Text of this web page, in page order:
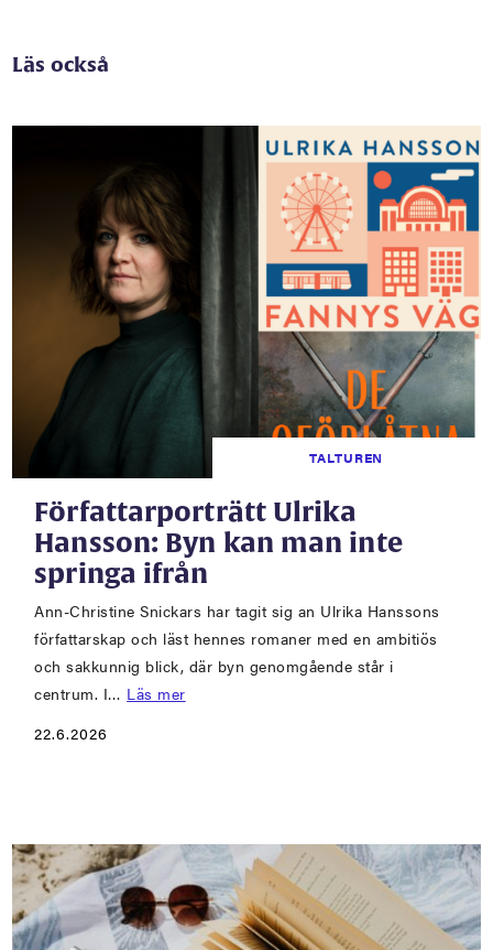
Läs också
TALTUREN
Författarporträtt Ulrika
Hansson: Byn kan man inte
springa ifrån
Ann-Christine Snickars har tagit sig an Ulrika Hanssons
författarskap och läst hennes romaner med en ambitiös
och sakkunnig blick, där byn genomgående står i
centrum. I… Läs mer
22.6.2026